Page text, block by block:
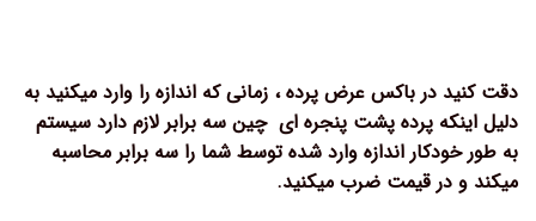
دقت کنید در باکس عرض پرده ، زمانی که اندازه را وارد میکنید به
دلیل اینکه پرده پشت پنجره ای چین سه برابر لازم دارد سیستم
به طور خودکار اندازه وارد شده توسط شما را سه برابر محاسبه
میکند و در قیمت ضرب میکنید.